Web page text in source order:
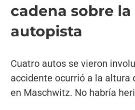
cadena sobre la
autopista
Cuatro autos se vieron
accidente ocurrió a la altura
en Maschwitz. No habría